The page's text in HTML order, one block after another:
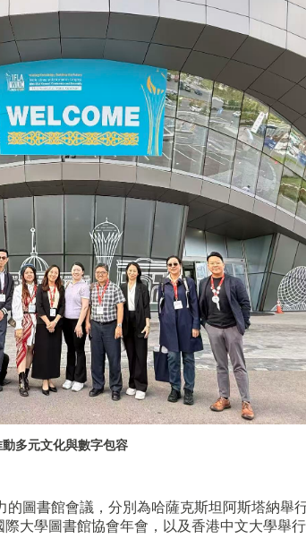
多元文化與數字包容
圖書館會議，分別為哈薩克斯坦阿斯塔納舉
大學圖書館協會年會，以及香港中文大學舉